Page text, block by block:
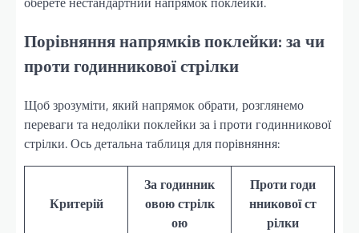
Порівняння напрямків поклейки: за чи
проти годинникової стрілки
Щоб зрозуміти, який напрямок обрати, розглянемо
переваги та недоліки поклейки за і проти годинникової
стрілки. Ось детальна таблиця для порівняння:
Критерій
За годинник
овою стрілк
ою
Проти годи
нникової ст
рілки